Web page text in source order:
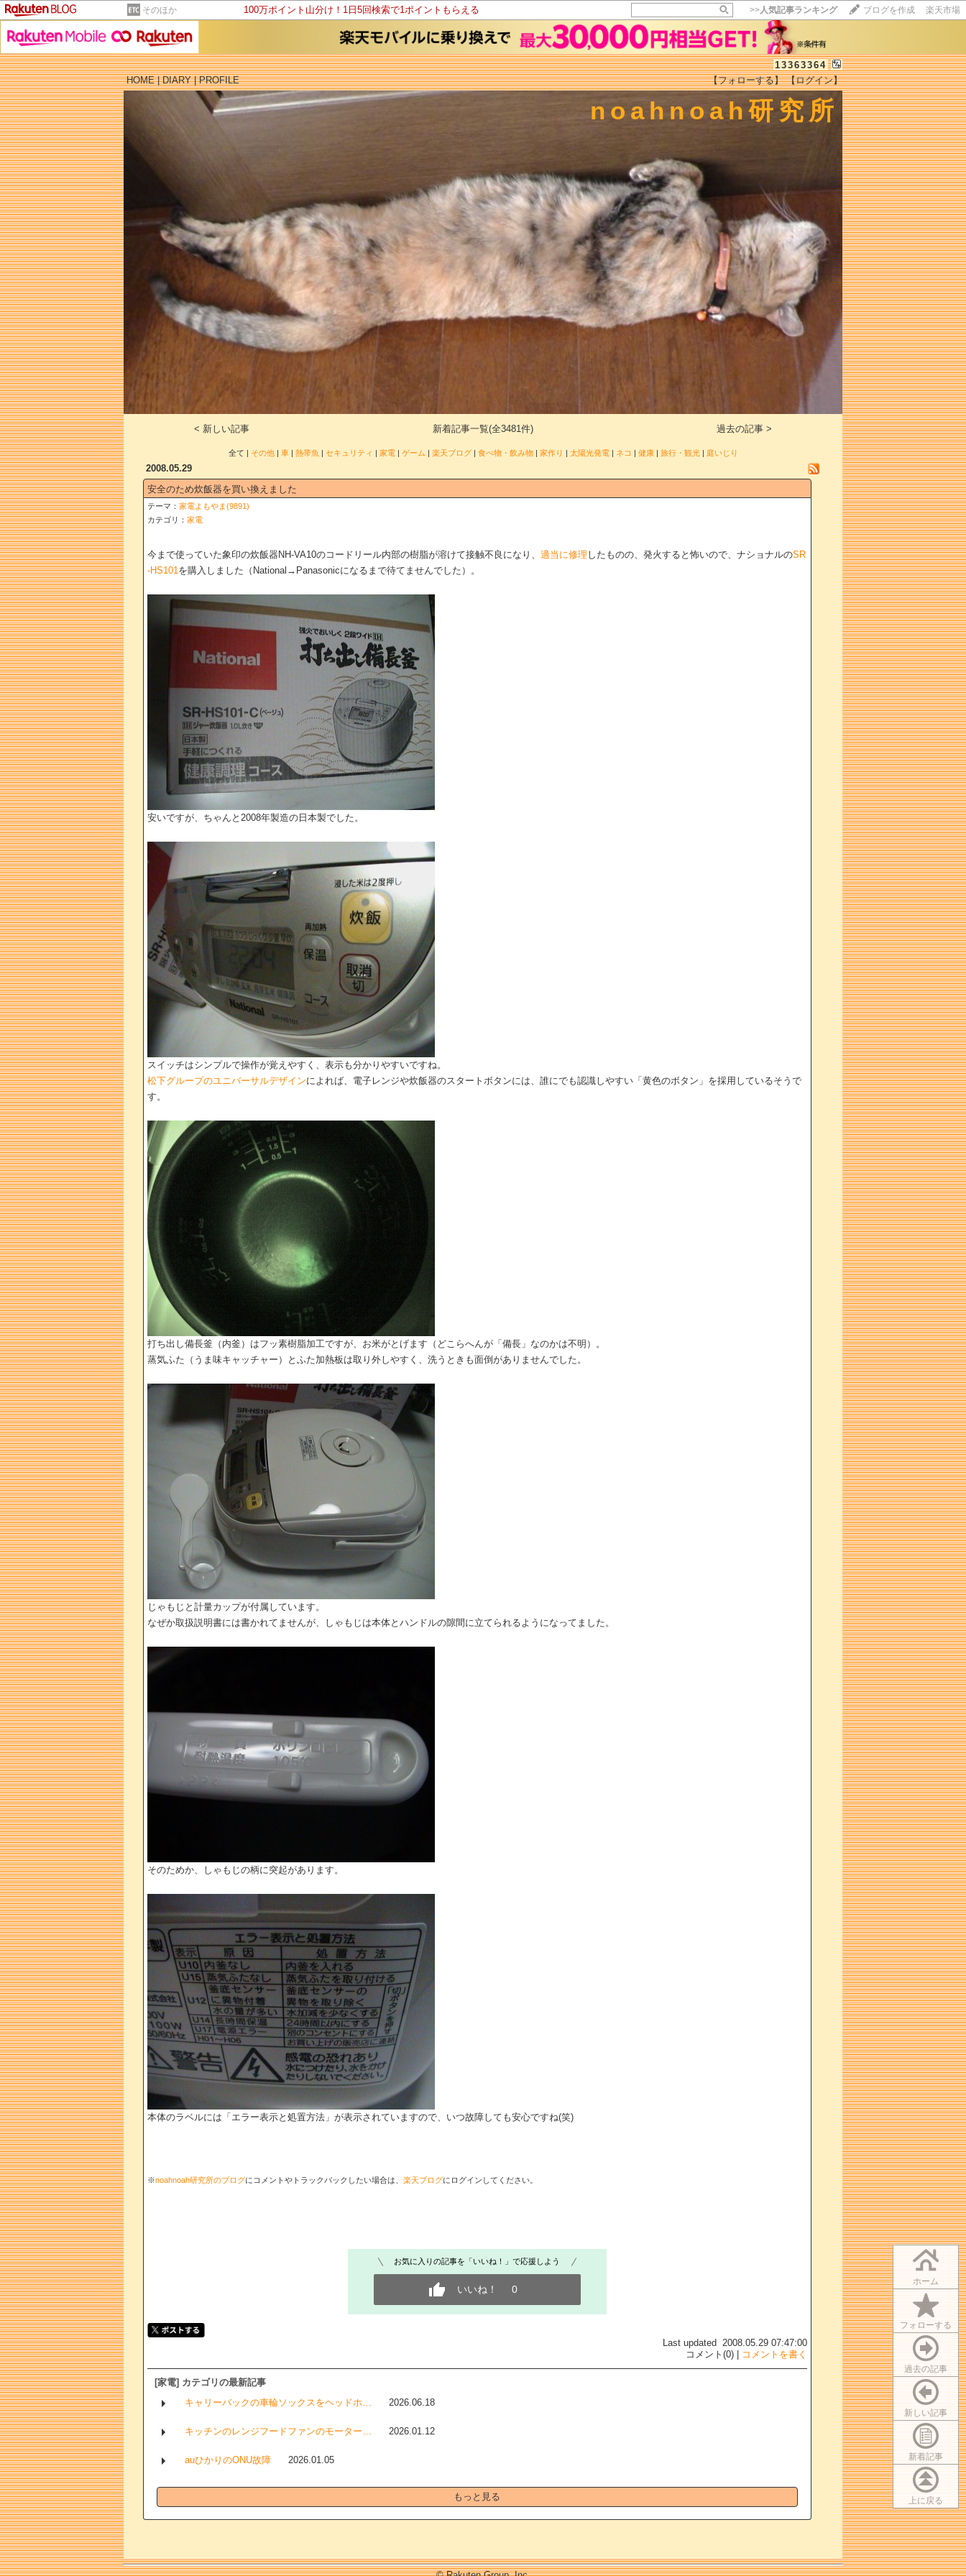
そのほか 100万ポイント山分け！1日5回検索で1ポイントもらえる >>人気記事ランキング ブログを作成 楽天市場
13363364
HOME|DIARY|PROFILE 【フォローする】 【ログイン】
noahnoah研究所
ホーム
フォローする
過去の記事
新しい記事
新着記事
上に戻る
【毎日開催】
15記事にいいね！で1ポイント
10秒滞在
いいね! --/--
< 新しい記事 新着記事一覧(全3481件) 過去の記事 >
全て | その他| 車| 熱帯魚 | セキュリティ | 家電| ゲーム | 楽天ブログ| 食べ物・飲み物| 家作り | 太陽光発電| ネコ | 健康| 旅行・観光| 庭いじり
2008.05.29
安全のため炊飯器を買い換えました
テーマ： 家電よもやま(9891)
カテゴリ： 家電
今まで使っていた象印の炊飯器NH-VA10のコードリール内部の樹脂が溶けて接触不良になり、 適当に修理 したものの、発火すると怖いので、ナショナルのSR
-HS101を購入しました（National→Panasonicになるまで待てませんでした）。
安いですが、ちゃんと2008年製造の日本製でした。
スイッチはシンプルで操作が覚えやすく、表示も分かりやすいですね。
松下グループのユニバーサルデザインによれば、電子レンジや炊飯器のスタートボタンには、誰にでも認識しやすい「黄色のボタン」を採用しているそうで
す。
打ち出し備長釜（内釜）はフッ素樹脂加工ですが、お米がとげます（どこらへんが「備長」なのかは不明）。
蒸気ふた（うま味キャッチャー）とふた加熱板は取り外しやすく、洗うときも面倒がありませんでした。
じゃもじと計量カップが付属しています。
なぜか取扱説明書には書かれてませんが、しゃもじは本体とハンドルの隙間に立てられるようになってました。
そのためか、しゃもじの柄に突起があります。
本体のラベルには「エラー表示と処置方法」が表示されていますので、いつ故障しても安心ですね(笑)
※noahnoah研究所のブログにコメントやトラックバックしたい場合は、 楽天ブログにログインしてください。
お気に入りの記事を「いいね！」で応援しよう
いいね！ 0
Last updated 2008.05.29 07:47:00
コメント(0) |
コメントを書く
[家電] カテゴリの最新記事
キャリーバックの車輪ソックスをヘッドホ…
2026.06.18
キッチンのレンジフードファンのモーター… 2026.01.12
auひかりのONU故障 2026.01.05
もっと見る